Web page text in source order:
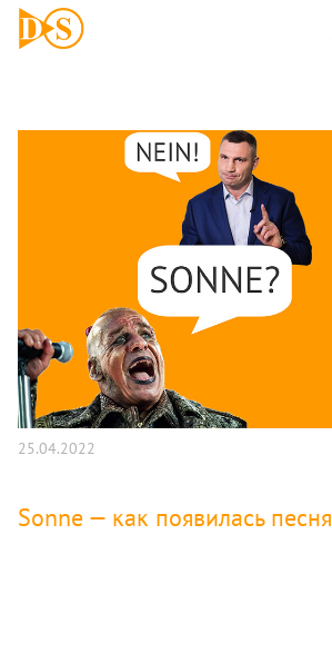
25.04.2022
Sonne — как появилась песня